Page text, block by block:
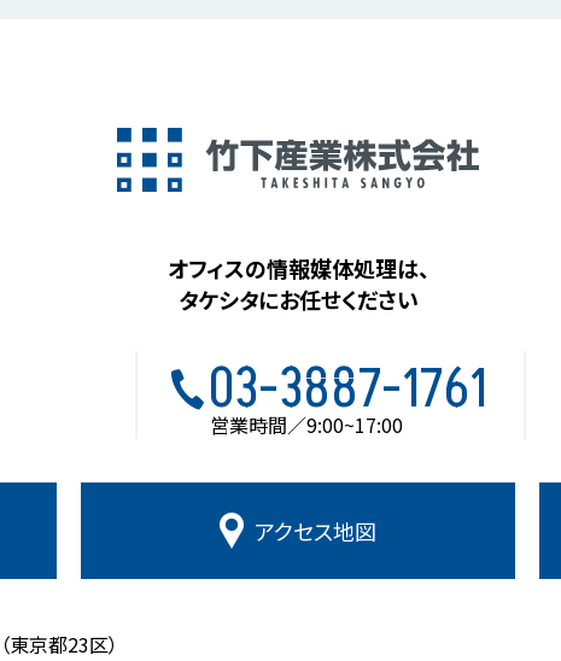
オフィスの情報媒体処理は、
タケシタにお任せください
03-3887-1761
営業時間／9:00~17:00
アクセス地図
（東京都23区）